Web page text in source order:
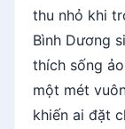
thu nhỏ khi
Bình Dương
thích sống
một mét
khiến ai đặt